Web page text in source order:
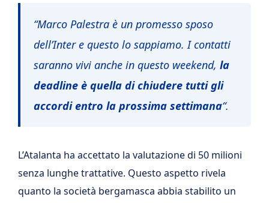
“Marco Palestra è un promesso sposo
dell’Inter e questo lo sappiamo. I contatti
saranno vivi anche in questo weekend, la
deadline è quella di chiudere tutti gli
accordi entro la prossima settimana“.
L’Atalanta ha accettato la valutazione di 50 milioni
senza lunghe trattative. Questo aspetto rivela
quanto la società bergamasca abbia stabilito un